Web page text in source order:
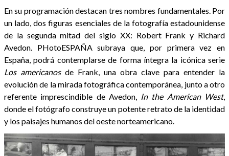
En su programación destacan tres nombres fundamentales. Por
un lado, dos figuras esenciales de la fotografía estadounidense
de la segunda mitad del siglo XX: Robert Frank y Richard
Avedon. PHotoESPAÑA subraya que, por primera vez en
España, podrá contemplarse de forma íntegra la icónica serie
Los americanosde Frank, una obra clave para entender la
evolución de la mirada fotográfica contemporánea, junto a otro
referente imprescindible de Avedon, In the American West,
donde el fotógrafo construye un potente retrato de la identidad
y los paisajes humanos del oeste norteamericano.